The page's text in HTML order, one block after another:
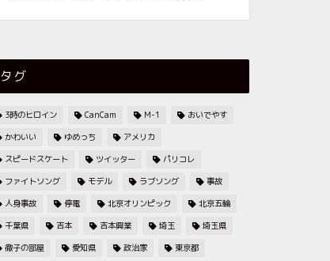
タグ
3時のヒロイン CanCam M-1
おいでやす
かわいい
ゆめっち
アメリカ
スピードスケート
ツイッター
パリコレ
ファイトソング
モデル ラブソング
事故
人身事故
停電 北京オリンピック
北京五輪
千葉県
吉本 吉本興業 埼玉
埼玉県
徹子の部屋
愛知県 政治家
東京都